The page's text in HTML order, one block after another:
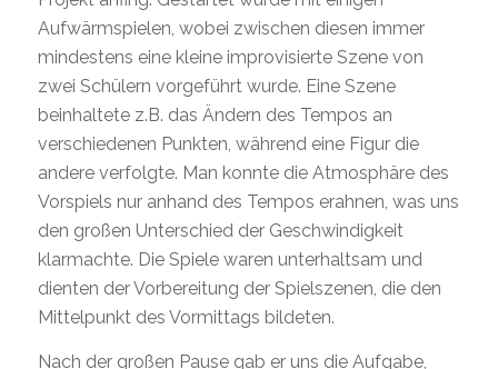
Aufwärmspielen, wobei zwischen diesen immer
mindestens eine kleine improvisierte Szene von
zwei Schülern vorgeführt wurde. Eine Szene
beinhaltete z.B. das Ändern des Tempos an
verschiedenen Punkten, während eine Figur die
andere verfolgte. Man konnte die Atmosphäre des
Vorspiels nur anhand des Tempos erahnen, was uns
den großen Unterschied der Geschwindigkeit
klarmachte. Die Spiele waren unterhaltsam und
dienten der Vorbereitung der Spielszenen, die den
Mittelpunkt des Vormittags bildeten.
Nach der großen Pause gab er uns die Aufgabe,